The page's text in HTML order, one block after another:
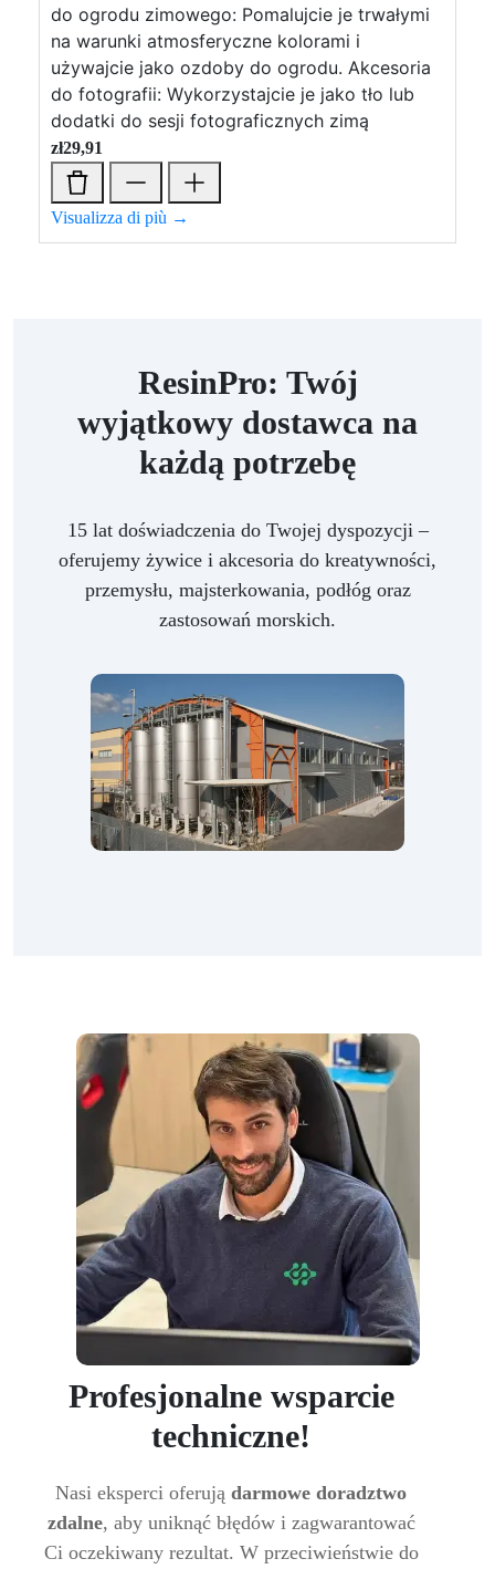
do ogrodu zimowego: Pomalujcie je trwałymi
na warunki atmosferyczne kolorami i
używajcie jako ozdoby do ogrodu. Akcesoria
do fotografii: Wykorzystajcie je jako tło lub
dodatki do sesji fotograficznych zimą
zł29,91
Visualizza di più →
ResinPro: Twój
wyjątkowy dostawca na
każdą potrzebę
15 lat doświadczenia do Twojej dyspozycji –
oferujemy żywice i akcesoria do kreatywności,
przemysłu, majsterkowania, podłóg oraz
zastosowań morskich.
Profesjonalne wsparcie
techniczne!
Nasi eksperci oferują darmowe doradztwo
zdalne, aby uniknąć błędów i zagwarantować
Ci oczekiwany rezultat. W przeciwieństwie do